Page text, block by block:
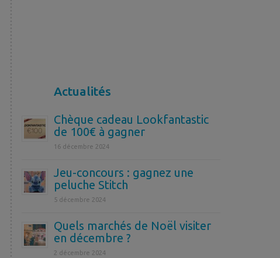
Actualités
Chèque cadeau Lookfantastic
de 100€ à gagner
16 décembre 2024
Jeu-concours : gagnez une
peluche Stitch
5 décembre 2024
Quels marchés de Noël visiter
en décembre ?
2 décembre 2024